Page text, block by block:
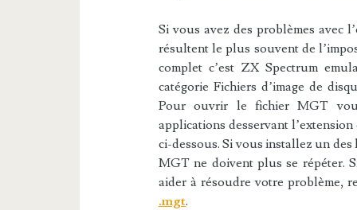
Si vous avez des problèmes avec
résultent le plus souvent de
complet c’est ZX Spectrum
catégorie Fichiers d’image de
Pour ouvrir le fichier MGT
applications desservant
ci-dessous. Si vous installez un
MGT ne doivent plus se répéter.
aider à résoudre votre problème,
.mgt.